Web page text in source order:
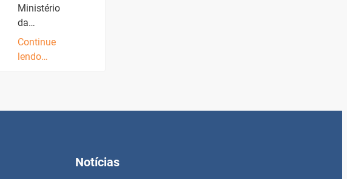
Ministério
da…
Continue
lendo…
Notícias